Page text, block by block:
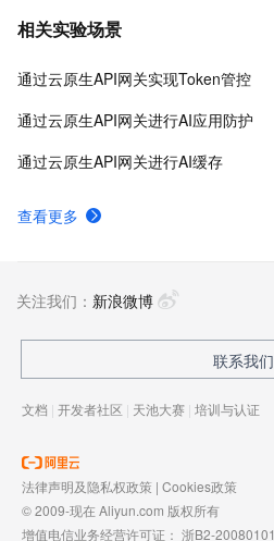
相关实验场景
通过云原生API网关实现Token管控
通过云原生API网关进行AI应用防护
通过云原生API网关进行AI缓存
查看更多
关注我们： 新浪微博
联系我们
文档 | 开发者社区 | 天池大赛 | 培训与认证
法律声明及隐私权政策 | Cookies政策
© 2009-现在 Aliyun.com 版权所有
增值电信业务经营许可证： 浙B2-20080101